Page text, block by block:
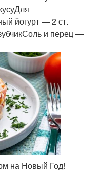
йогурт — 2 ст.
и перец —
на Новый Год!